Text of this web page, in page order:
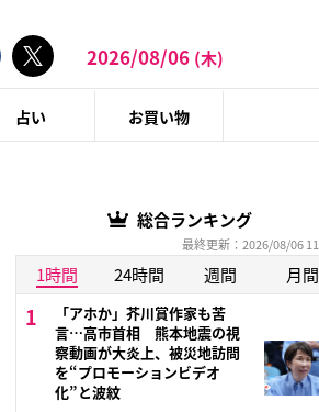
2026/08/06 (木)
占い お買い物
総合ランキング
最終更新：2026/08/06
1時間 24時間 週間 月間
「アホか」芥川賞作家も苦
言…高市首相 熊本地震の視
察動画が大炎上、被災地訪問
を“プロモーションビデオ
化”と波紋